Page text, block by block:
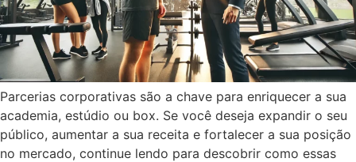
Parcerias corporativas são a chave para enriquecer a sua
academia, estúdio ou box. Se você deseja expandir o seu
público, aumentar a sua receita e fortalecer a sua posição
no mercado, continue lendo para descobrir como essas